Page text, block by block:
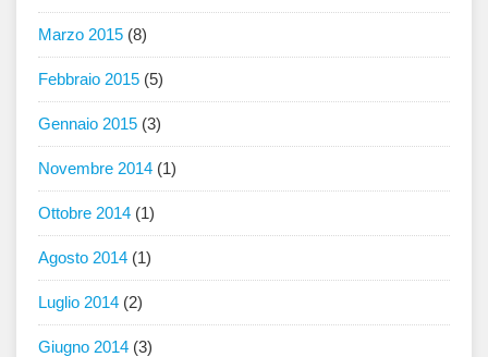
Marzo 2015 (8)
Febbraio 2015 (5)
Gennaio 2015 (3)
Novembre 2014 (1)
Ottobre 2014 (1)
Agosto 2014 (1)
Luglio 2014 (2)
Giugno 2014 (3)